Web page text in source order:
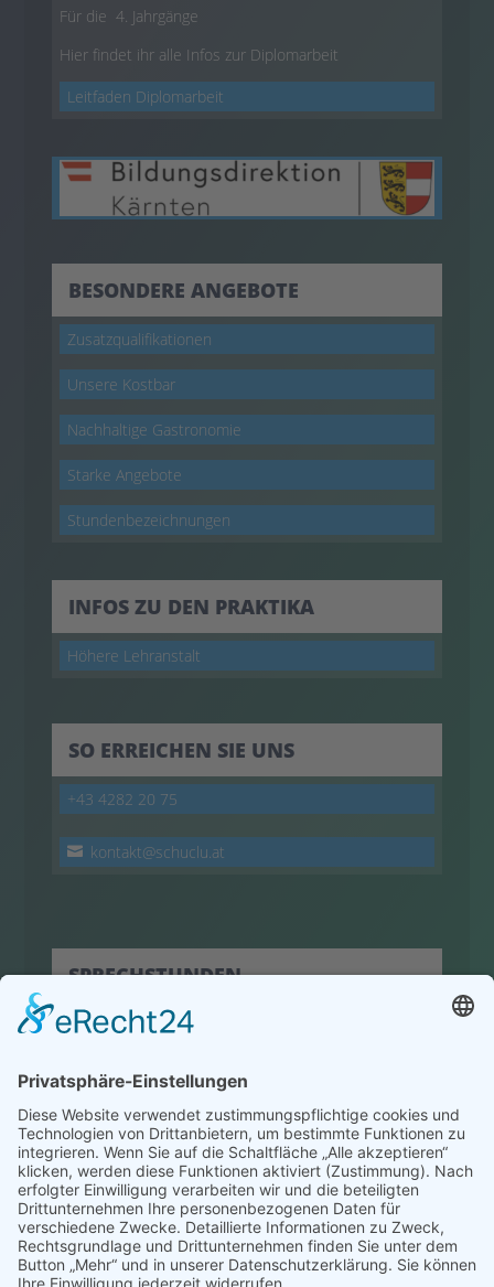
Für die 4. Jahrgänge
Hier findet ihr alle Infos zur Diplomarbeit
Leitfaden Diplomarbeit
BESONDERE ANGEBOTE
Zusatzqualifikationen
Unsere Kostbar
Nachhaltige Gastronomie
Starke Angebote
Stundenbezeichnungen
INFOS ZU DEN PRAKTIKA
Höhere Lehranstalt
SO ERREICHEN SIE UNS
+43 4282 20 75
kontakt@schuclu.at
SPRECHSTUNDEN
hier klicken
© 2022 HLW Hermagor
Powered byCreativomedia GmbH